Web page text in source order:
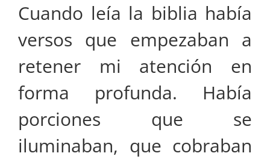
Cuando leía la biblia había
versos que empezaban a
retener mi atención en
forma profunda. Había
porciones que se
iluminaban, que cobraban